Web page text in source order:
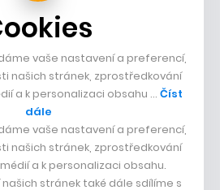
a smrt jako koníček.
filmem roku
naštěstí je tu Bod obnovy. Nový
na nejlepší tuzemský
tohoto roku. A možná i víc. Jeho
ovšem kulisy nabízí vyloženě
vaše nastavení a preferencí,
našich stránek, zprostředkování
a k personalizaci obsahu … Číst
dále
vaše nastavení a preferencí,
našich stránek, zprostředkování
a k personalizaci obsahu.
stránek také dále sdílíme s